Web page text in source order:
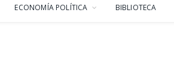
ECONOMÍA POLÍTICA BIBLIOTECA